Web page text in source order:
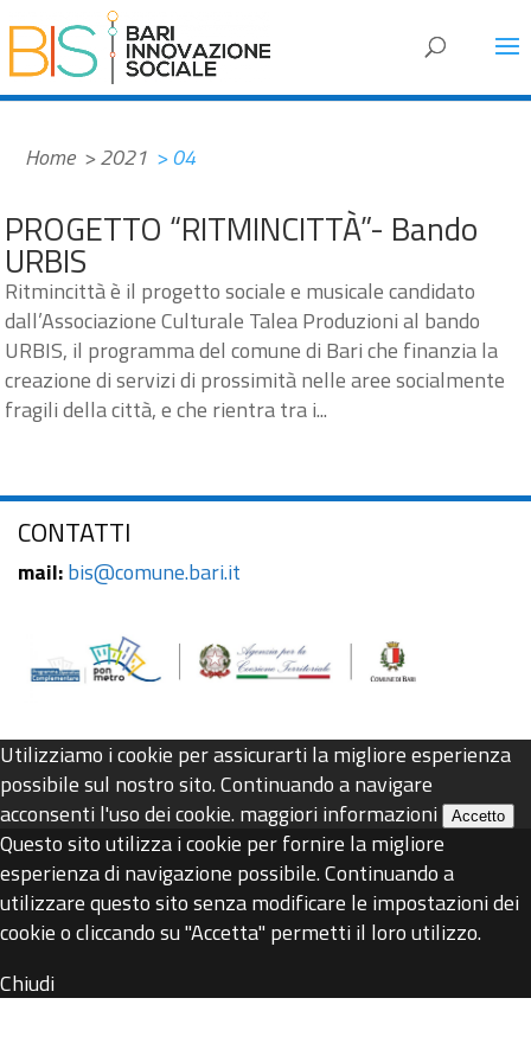
Home > 2021 > 04
PROGETTO “RITMINCITTÀ”- Bando
URBIS
Ritmincittà è il progetto sociale e musicale candidato
dall’Associazione Culturale Talea Produzioni al bando
URBIS, il programma del comune di Bari che finanzia la
creazione di servizi di prossimità nelle aree socialmente
fragili della città, e che rientra tra i...
CONTATTI
mail:bis@comune.bari.it
Utilizziamo i cookie per assicurarti la migliore esperienza
possibile sul nostro sito. Continuando a navigare
acconsenti l'uso dei cookie. maggiori informazioni Accetto
Questo sito utilizza i cookie per fornire la migliore
esperienza di navigazione possibile. Continuando a
utilizzare questo sito senza modificare le impostazioni dei
cookie o cliccando su "Accetta" permetti il loro utilizzo.
Chiudi